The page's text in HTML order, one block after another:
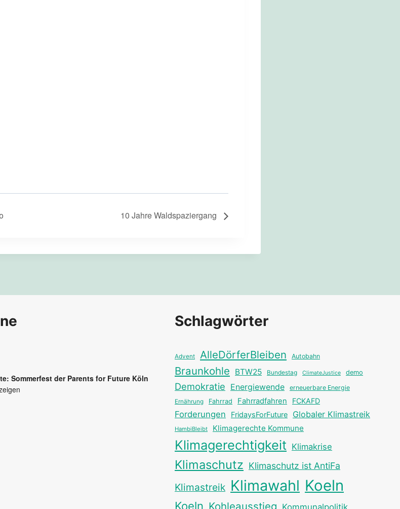
10 Jahre Waldspaziergang
Sommerfest der Parents for Future Köln
Schlagwörter
Advent AlleDörferBleiben Autobahn
Braunkohle BTW25 Bundestag ClimateJustice demo
Demokratie Energiewende erneuerbare Energie
Ernährung Fahrrad Fahrradfahren FCKAFD
Forderungen FridaysForFuture Globaler Klimastreik
HambiBleibt Klimagerechte Kommune
Klimagerechtigkeit Klimakrise
Klimaschutz Klimaschutz ist AntiFa
Klimastreik Klimawahl Koeln
Koeln Kohleausstieg Kommunalpolitik